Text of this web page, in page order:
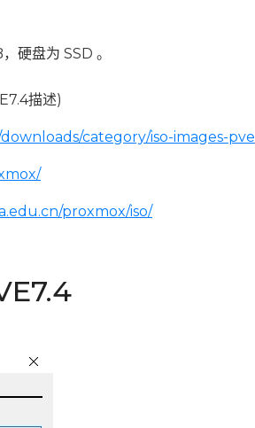
硬盘为 SSD 。
描述)
category/iso-images-pve
proxmox/iso/